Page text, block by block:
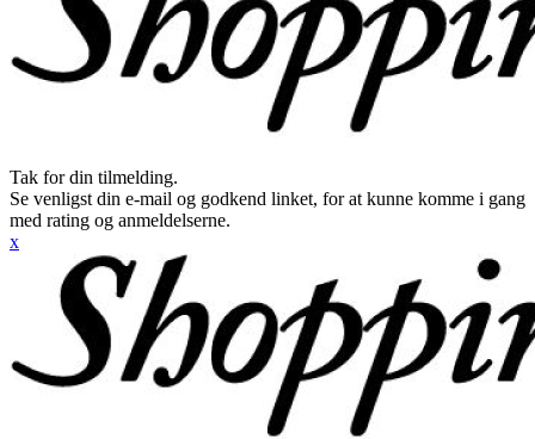
Tak for din tilmelding.
Se venligst din e-mail og godkend linket, for at kunne komme i gang
med rating og anmeldelserne.
x